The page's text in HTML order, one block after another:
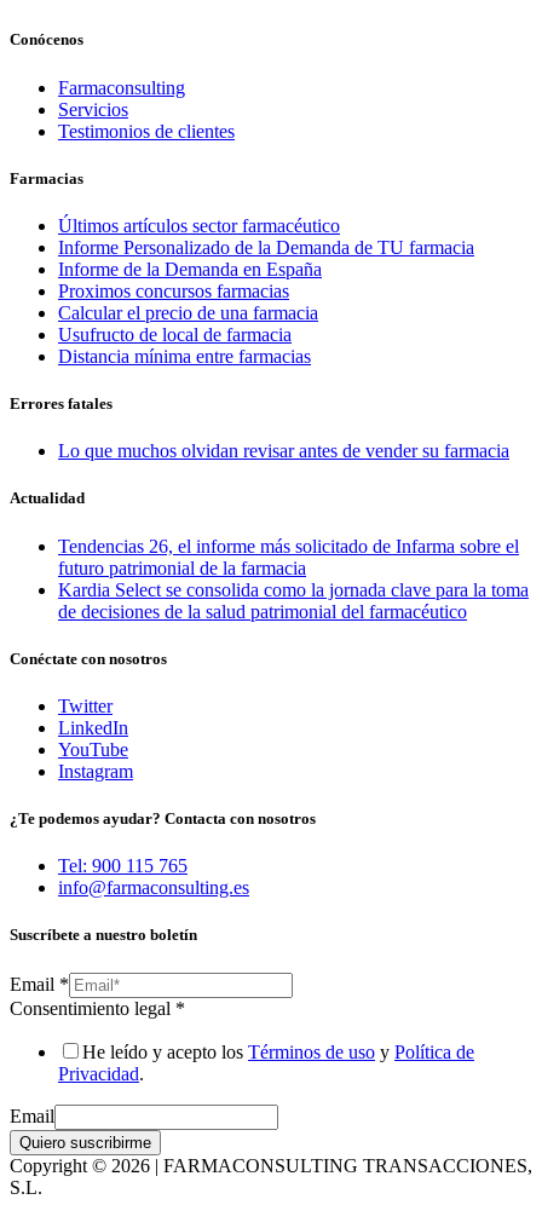
Conócenos
Farmaconsulting
Servicios
Testimonios de clientes
Farmacias
Últimos artículos sector farmacéutico
Informe Personalizado de la Demanda de TU farmacia
Informe de la Demanda en España
Proximos concursos farmacias
Calcular el precio de una farmacia
Usufructo de local de farmacia
Distancia mínima entre farmacias
Errores fatales
Lo que muchos olvidan revisar antes de vender su farmacia
Actualidad
Tendencias 26, el informe más solicitado de Infarma sobre el
futuro patrimonial de la farmacia
Kardia Select se consolida como la jornada clave para la toma
de decisiones de la salud patrimonial del farmacéutico
Conéctate con nosotros
Twitter
LinkedIn
YouTube
Instagram
¿Te podemos ayudar? Contacta con nosotros
Tel: 900 115 765
info@farmaconsulting.es
Suscríbete a nuestro boletín
Email *
Consentimiento legal *
He leído y acepto los Términos de uso y Política de
Privacidad.
Email
Quiero suscribirme
Copyright © 2026 | FARMACONSULTING TRANSACCIONES,
S.L.